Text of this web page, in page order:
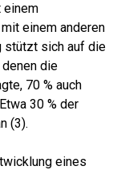
einem
einem anderen
stützt sich auf die
die
70 % auch
30 % der
(3).
eines